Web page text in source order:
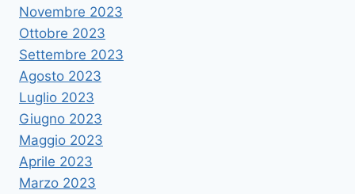
Novembre 2023
Ottobre 2023
Settembre 2023
Agosto 2023
Luglio 2023
Giugno 2023
Maggio 2023
Aprile 2023
Marzo 2023